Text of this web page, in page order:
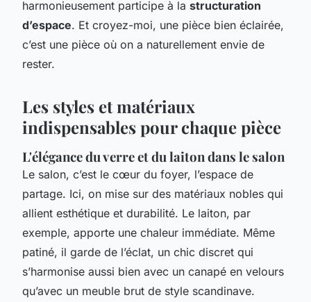
harmonieusement participe à la structuration
d’espace. Et croyez-moi, une pièce bien éclairée,
c’est une pièce où on a naturellement envie de
rester.
Les styles et matériaux
indispensables pour chaque pièce
L'élégance du verre et du laiton dans le salon
Le salon, c’est le cœur du foyer, l’espace de
partage. Ici, on mise sur des matériaux nobles qui
allient esthétique et durabilité. Le laiton, par
exemple, apporte une chaleur immédiate. Même
patiné, il garde de l’éclat, un chic discret qui
s’harmonise aussi bien avec un canapé en velours
qu’avec un meuble brut de style scandinave.